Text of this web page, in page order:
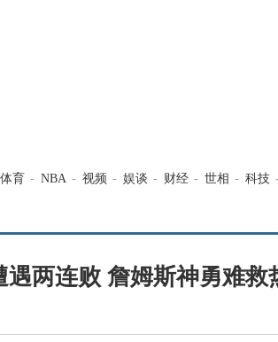
体育 - NBA - 视频 - 娱谈 - 财经 - 世相 - 科技 -
两连败 詹姆斯神勇难救